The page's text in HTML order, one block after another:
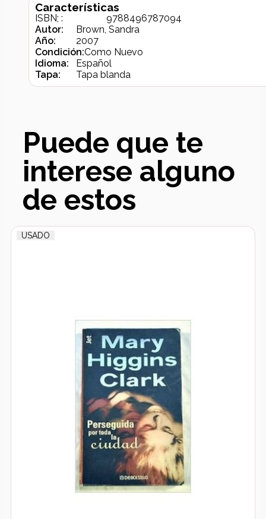
Características
ISBN; :
9788496787094
Autor:
Brown, Sandra
Año:
2007
Condición:Como Nuevo
Idioma:
Español
Tapa:
Tapa blanda
Puede que te
interese alguno
de estos
USADO